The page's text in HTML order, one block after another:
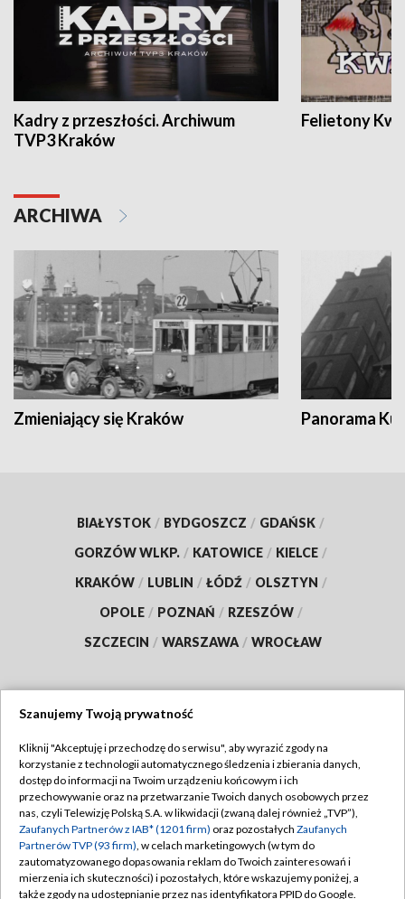
Kadry z przeszłości. Archiwum
TVP3 Kraków
Felietony
ARCHIWA
Zmieniający się Kraków Panorama
BIAŁYSTOK / BYDGOSZCZ / GDAŃSK /
GORZÓW WLKP. / KATOWICE / KIELCE /
KRAKÓW / LUBLIN / ŁÓDŹ / OLSZTYN /
OPOLE / POZNAŃ / RZESZÓW /
SZCZECIN / WARSZAWA / WROCŁAW
TVP
Abonament TVP
Emisja w TVP
Centrum informacji TVP
Naziemna Telewizja Cyfrowa
Regulamin TVP
Polityka prywatności
Moje zgody
Pomoc
Szanujemy Twoją prywatność
Kliknij "Akceptuję i przechodzę do serwisu", aby wyrazić zgody na
korzystanie z technologii automatycznego śledzenia i zbierania danych,
dostęp do informacji na Twoim urządzeniu końcowym i ich
przechowywanie oraz na przetwarzanie Twoich danych osobowych przez
nas, czyli Telewizję Polską S.A. w likwidacji (zwaną dalej również „TVP”),
Zaufanych Partnerów z IAB* (1201 firm) oraz pozostałych Zaufanych
Partnerów TVP (93 firm), w celach marketingowych (w tym do
zautomatyzowanego dopasowania reklam do Twoich zainteresowań i
mierzenia ich skuteczności) i pozostałych, które wskazujemy poniżej, a
także zgody na udostępnianie przez nas identyfikatora PPID do Google.